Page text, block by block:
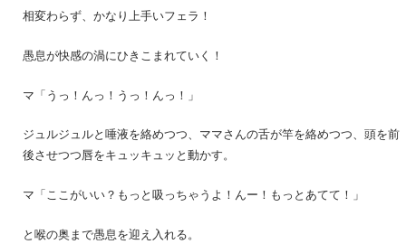
相変わらず、かなり上手いフェラ！
愚息が快感の渦にひきこまれていく！
マ「うっ！んっ！うっ！んっ！」
ジュルジュルと唾液を絡めつつ、ママさんの舌が竿を絡めつつ、頭を前
後させつつ唇をキュッキュッと動かす。
マ「ここがいい？もっと吸っちゃうよ！んー！もっとあてて！」
と喉の奥まで愚息を迎え入れる。